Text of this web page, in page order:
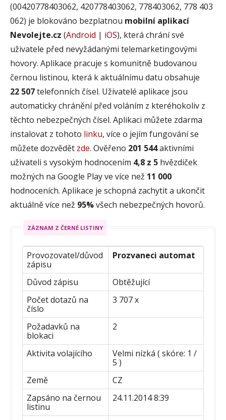
(00420778403062, 420778403062, 778403062, 778 403
062) je blokováno bezplatnou mobilní aplikací
Nevolejte.cz (Android | iOS), která chrání své
uživatele před nevyžádanými telemarketingovými
hovory. Aplikace pracuje s komunitně budovanou
černou listinou, která k aktuálnímu datu obsahuje
22 507telefonních čísel. Uživatelé aplikace jsou
automaticky chránění před voláním z kteréhokoliv z
těchto nebezpečných čísel. Aplikaci můžete zdarma
instalovat z tohoto linku, více o jejím fungování se
můžete dozvědět zde. Ověřeno 201 544aktivními
uživateli s vysokým hodnocením 4,8 z 5 hvězdiček
možných na Google Play ve více než 11 000
hodnoceních. Aplikace je schopná zachytit a ukončit
aktuálně více než 95%všech nebezpečných hovorů.
ZÁZNAM Z ČERNÉ LISTINY
Provozovatel/důvod
zápisu
Prozvaneci automat
Důvod zápisu
Obtěžující
Počet dotazů na
číslo
3 707 x
Požadavků na
blokaci
2
Aktivita volajícího
Velmi nízká ( skóre: 1 /
5 )
Země
CZ
Zapsáno na černou
listinu
24.11.2014 8:39